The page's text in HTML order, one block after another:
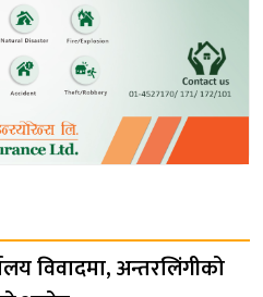
विवादमा, अन्तरलिंगीको